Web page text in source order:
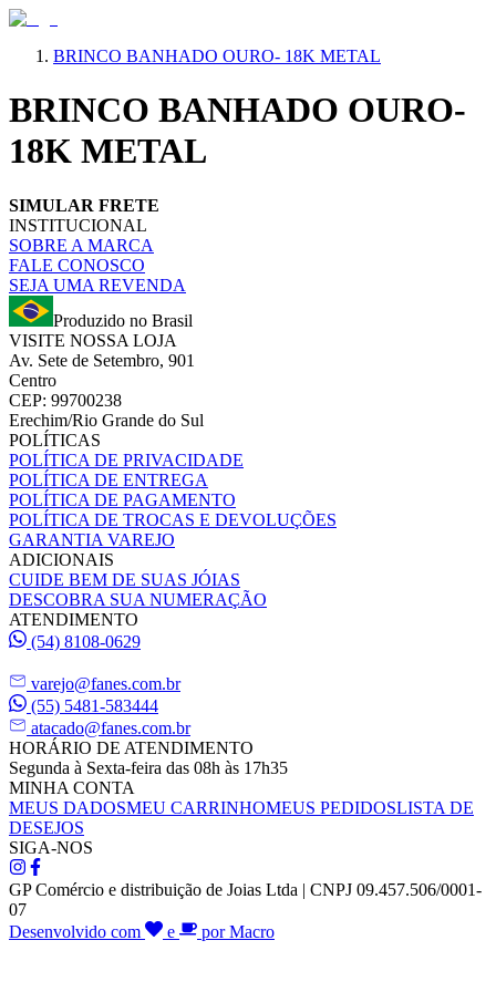
BRINCO BANHADO OURO- 18K METAL
BRINCO BANHADO OURO-
18K METAL
SIMULAR FRETE
INSTITUCIONAL
SOBRE A MARCA
FALE CONOSCO
SEJA UMA REVENDA
Produzido no Brasil
VISITE NOSSA LOJA
Av. Sete de Setembro, 901
Centro
CEP: 99700238
Erechim/Rio Grande do Sul
POLÍTICAS
POLÍTICA DE PRIVACIDADE
POLÍTICA DE ENTREGA
POLÍTICA DE PAGAMENTO
POLÍTICA DE TROCAS E DEVOLUÇÕES
GARANTIA VAREJO
ADICIONAIS
CUIDE BEM DE SUAS JÓIAS
DESCOBRA SUA NUMERAÇÃO
ATENDIMENTO
(54) 8108-0629
varejo@fanes.com.br
(55) 5481-583444
atacado@fanes.com.br
HORÁRIO DE ATENDIMENTO
Segunda à Sexta-feira das 08h às 17h35
MINHA CONTA
MEUS DADOSMEU CARRINHOMEUS PEDIDOSLISTA DE
DESEJOS
SIGA-NOS
GP Comércio e distribuição de Joias Ltda | CNPJ 09.457.506/0001-
07
Desenvolvido com
e por Macro